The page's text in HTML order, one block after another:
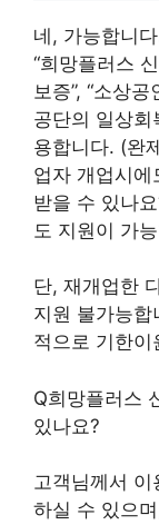
네, 가능합니
“희망플러스
보증”, “소상
공단의 일상회
용합니다. (완
업자 개업시
받을 수 있나
도 지원이 가
단, 재개업한
지원 불가능
적으로 기한
Q희망플러스
있나요?
고객님께서 이
하실 수 있으